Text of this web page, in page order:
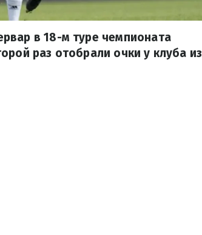
в 18-м туре чемпионата
раз отобрали очки у клуба из